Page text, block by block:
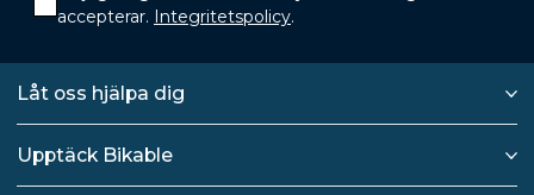
accepterar. Integritetspolicy.
Låt oss hjälpa dig
Upptäck Bikable